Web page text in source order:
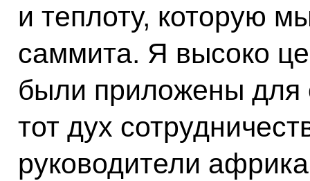
и теплоту, которую
саммита. Я высоко
были приложены для
тот дух
руководители